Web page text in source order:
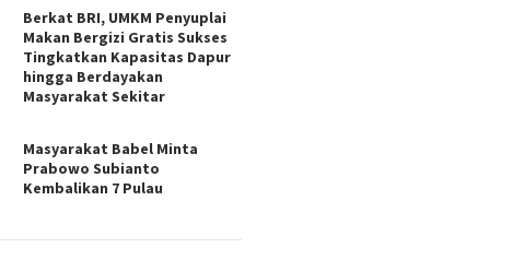
Berkat BRI, UMKM Penyuplai
Makan Bergizi Gratis Sukses
Tingkatkan Kapasitas Dapur
hingga Berdayakan
Masyarakat Sekitar
Masyarakat Babel Minta
Prabowo Subianto
Kembalikan 7 Pulau